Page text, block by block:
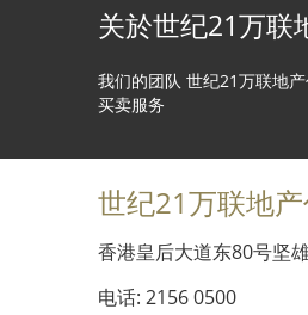
关於世纪21万联
我们的团队 世纪21万联地
买卖服务
世纪21万联地
香港皇后大道东80号坚
电话: 2156 0500